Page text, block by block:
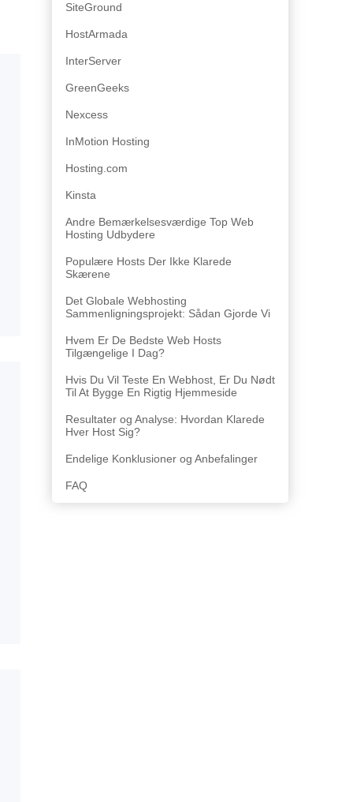
SiteGround
HostArmada
InterServer
GreenGeeks
Nexcess
InMotion Hosting
Hosting.com
Kinsta
Andre Bemærkelsesværdige Top Web
Hosting Udbydere
Populære Hosts Der Ikke Klarede
Skærene
Det Globale Webhosting
Sammenligningsprojekt: Sådan Gjorde Vi
Hvem Er De Bedste Web Hosts
Tilgængelige I Dag?
Hvis Du Vil Teste En Webhost, Er Du Nødt
Til At Bygge En Rigtig Hjemmeside
Resultater og Analyse: Hvordan Klarede
Hver Host Sig?
Endelige Konklusioner og Anbefalinger
FAQ